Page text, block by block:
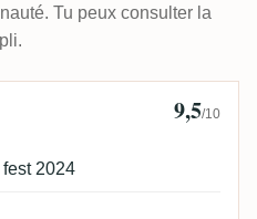
Tu peux consulter la
9,5/10
2024